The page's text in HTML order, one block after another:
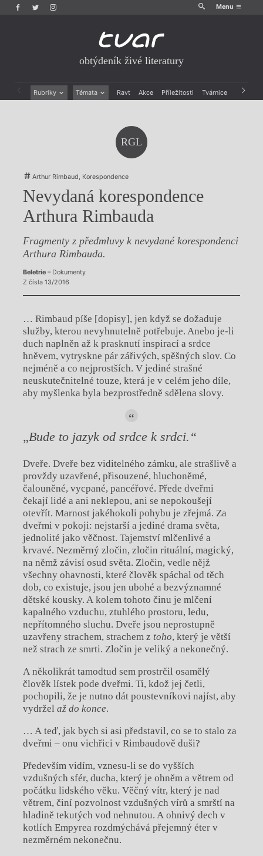
Menu
obtýdeník živé literatury
Rubriky Témata Ravt Akce Příležitosti Tvárnice Archiv
RGL
Arthur Rimbaud, Korespondence
Nevydaná korespondence
Arthura Rimbauda
Fragmenty z předmluvy k nevydané korespondenci
Arthura Rimbauda.
Beletrie– Dokumenty
Z čísla 13/2016
… Rimbaud píše [dopisy], jen když se dožaduje
služby, kterou nevyhnutelně potřebuje. Anebo je-li
duch naplněn až k prasknutí inspirací a srdce
hněvem, vytryskne pár zářivých, spěšných slov. Co
nejméně a co nejprostších. V jediné strašné
neuskutečnitelné touze, která je v celém jeho díle,
aby myšlenka byla bezprostředně sdělena slovy.
„Bude to jazyk od srdce k srdci.“
Dveře. Dveře bez viditelného zámku, ale strašlivě a
provždy uzavřené, přisouzené, hluchoněmé,
čalouněné, vycpané, pancéřové. Přede dveřmi
čekají lidé a ani neklepou, ani se nepokoušejí
otevřít. Marnost jakéhokoli pohybu je zřejmá. Za
dveřmi v pokoji: nejstarší a jediné drama světa,
jednolité jako věčnost. Tajemství mlčenlivé a
krvavé. Nezměrný zločin, zločin rituální, magický,
na němž závisí osud světa. Zločin, vedle nějž
všechny ohavnosti, které člověk spáchal od těch
dob, co existuje, jsou jen ubohé a bezvýznamné
dětské kousky. A kolem tohoto činu je mlčení
kapalného vzduchu, ztuhlého prostoru, ledu,
nepřítomného sluchu. Dveře jsou neprostupně
uzavřeny strachem, strachem z toho, který je větší
než strach ze smrti. Zločin je veliký a nekonečný.
A několikrát tamodtud sem prostrčil osamělý
člověk lístek pode dveřmi. Ti, kdož jej četli,
pochopili, že je nutno dát poustevníkovi najíst, aby
vydržel až do konce.
… A teď, jak bych si asi představil, co se to stalo za
dveřmi – onu vichřici v Rimbaudově duši?
Především vidím, vznesu-li se do vyšších
vzdušných sfér, ducha, který je ohněm a větrem od
počátku lidského věku. Věčný vítr, který je nad
větrem, činí pozvolnost vzdušných vírů a smrští na
hladině tekutých vod nehnutou. A ohnivý dech v
kotlích Empyrea rozdmýchává přejemný éter v
nezměrném nekonečnu.